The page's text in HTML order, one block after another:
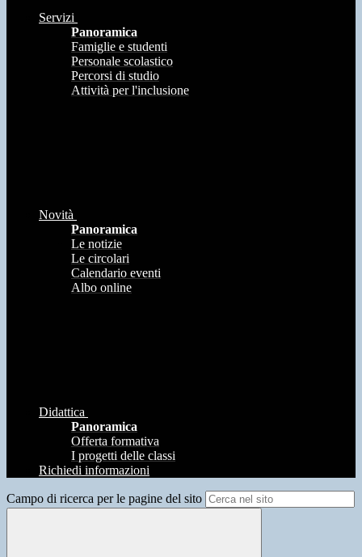
Servizi
Panoramica
Famiglie e studenti
Personale scolastico
Percorsi di studio
Attività per l'inclusione
Novità
Panoramica
Le notizie
Le circolari
Calendario eventi
Albo online
Didattica
Panoramica
Offerta formativa
I progetti delle classi
Richiedi informazioni
Campo di ricerca per le pagine del sito